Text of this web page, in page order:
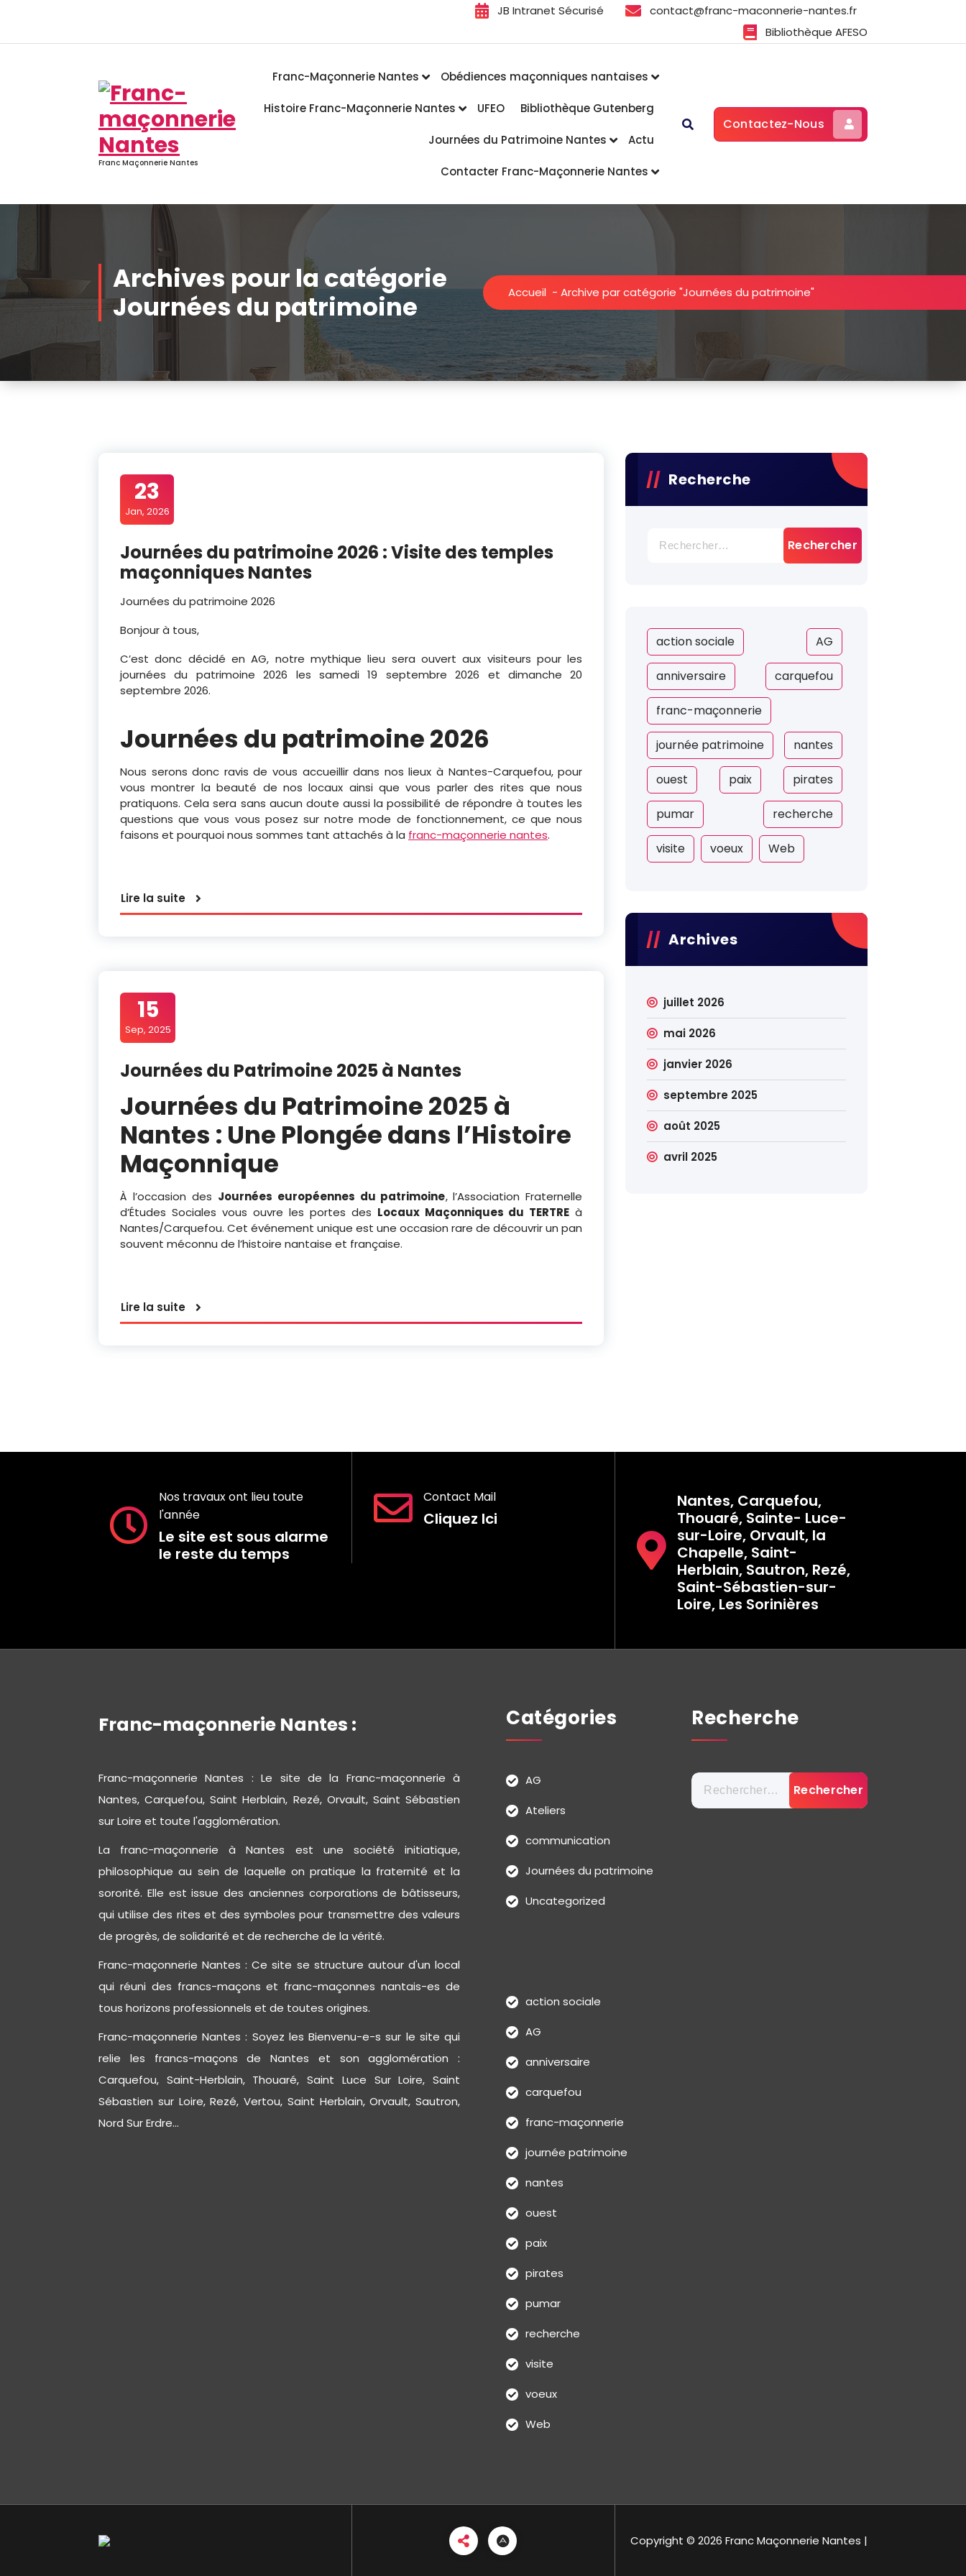
JB Intranet Sécurisé
contact@franc-maconnerie-nantes.fr
Bibliothèque AFESO
Franc Maçonnerie Nantes
Franc-Maçonnerie Nantes Obédiences maçonniques nantaises
Histoire Franc-Maçonnerie Nantes UFEO Bibliothèque Gutenberg
Journées du Patrimoine Nantes Actu
Contacter Franc-Maçonnerie Nantes
Contactez-Nous
Archives pour la catégorie
Journées du patrimoine
Accueil - Archive par catégorie "Journées du patrimoine"
23
Jan, 2026
Journées du patrimoine 2026 : Visite des temples
maçonniques Nantes
Journées du patrimoine 2026
Bonjour à tous,
C’est donc décidé en AG, notre mythique lieu sera ouvert aux visiteurs pour les
journées du patrimoine 2026 les samedi 19 septembre 2026 et dimanche 20
septembre 2026.
Journées du patrimoine 2026
Nous serons donc ravis de vous accueillir dans nos lieux à Nantes-Carquefou, pour
vous montrer la beauté de nos locaux ainsi que vous parler des rites que nous
pratiquons. Cela sera sans aucun doute aussi la possibilité de répondre à toutes les
questions que vous vous posez sur notre mode de fonctionnement, ce que nous
faisons et pourquoi nous sommes tant attachés à la franc-maçonnerie nantes.
Lire la suite
15
Sep, 2025
Journées du Patrimoine 2025 à Nantes
Journées du Patrimoine 2025 à
Nantes : Une Plongée dans l’Histoire
Maçonnique
À l’occasion des Journées européennes du patrimoine, l’Association Fraternelle
d’Études Sociales vous ouvre les portes des Locaux Maçonniques du TERTRE à
Nantes/Carquefou. Cet événement unique est une occasion rare de découvrir un pan
souvent méconnu de l’histoire nantaise et française.
Lire la suite
Recherche
action sociale AG
anniversaire carquefou
franc-maçonnerie
journée patrimoine nantes
ouest paix pirates
pumar recherche
visite voeux Web
Archives
juillet 2026
mai 2026
janvier 2026
septembre 2025
août 2025
avril 2025
Nos travaux ont lieu toute
l'année
Le site est sous alarme
le reste du temps
Contact Mail
Cliquez Ici
Nantes, Carquefou,
Thouaré, Sainte- Luce-
sur-Loire, Orvault, la
Chapelle, Saint-
Herblain, Sautron, Rezé,
Saint-Sébastien-sur-
Loire, Les Sorinières
Franc-maçonnerie Nantes :
Franc-maçonnerie Nantes : Le site de la Franc-maçonnerie à
Nantes, Carquefou, Saint Herblain, Rezé, Orvault, Saint Sébastien
sur Loire et toute l'agglomération.
La franc-maçonnerie à Nantes est une société initiatique,
philosophique au sein de laquelle on pratique la fraternité et la
sororité. Elle est issue des anciennes corporations de bâtisseurs,
qui utilise des rites et des symboles pour transmettre des valeurs
de progrès, de solidarité et de recherche de la vérité.
Franc-maçonnerie Nantes : Ce site se structure autour d'un local
qui réuni des francs-maçons et franc-maçonnes nantais-es de
tous horizons professionnels et de toutes origines.
Franc-maçonnerie Nantes : Soyez les Bienvenu-e-s sur le site qui
relie les francs-maçons de Nantes et son agglomération :
Carquefou, Saint-Herblain, Thouaré, Saint Luce Sur Loire, Saint
Sébastien sur Loire, Rezé, Vertou, Saint Herblain, Orvault, Sautron,
Nord Sur Erdre...
Catégories
AG
Ateliers
communication
Journées du patrimoine
Uncategorized
action sociale
AG
anniversaire
carquefou
franc-maçonnerie
journée patrimoine
nantes
ouest
paix
pirates
pumar
recherche
visite
voeux
Web
Recherche
Rechercher :
Copyright © 2026 Franc Maçonnerie Nantes |